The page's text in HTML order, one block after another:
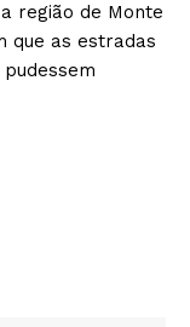
região de Monte
que as estradas